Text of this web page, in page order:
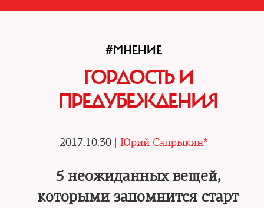
#МНЕНИЕ
ГОРДОСТЬ И
ПРЕДУБЕЖДЕНИЯ
2017.10.30 | Юрий Сапрыкин*
5 неожиданных вещей,
которыми запомнится старт